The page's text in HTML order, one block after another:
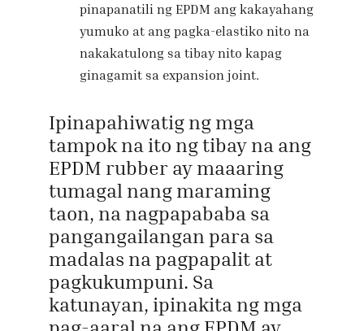
pinapanatili ng EPDM ang kakayahang
yumuko at ang pagka-elastiko nito na
nakakatulong sa tibay nito kapag
ginagamit sa expansion joint.
Ipinapahiwatig ng mga
tampok na ito ng tibay na ang
EPDM rubber ay maaaring
tumagal nang maraming
taon, na nagpapababa sa
pangangailangan para sa
madalas na pagpapalit at
pagkukumpuni. Sa
katunayan, ipinakita ng mga